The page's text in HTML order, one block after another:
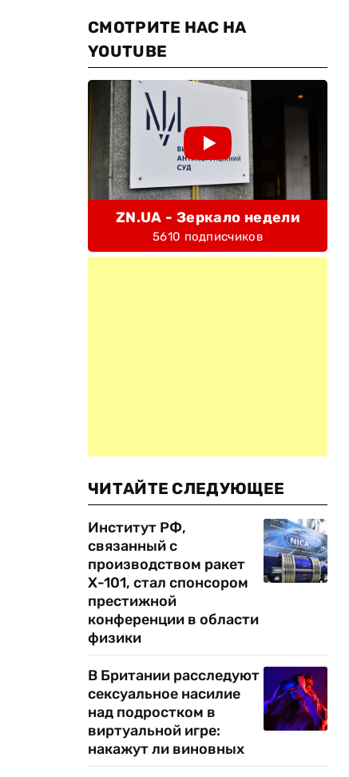
СМОТРИТЕ НАС НА
YOUTUBE
ZN.UA - Зеркало недели
5610 подписчиков
ЧИТАЙТЕ СЛЕДУЮЩЕЕ
Институт РФ,
связанный с
производством ракет
Х-101, стал спонсором
престижной
конференции в области
физики
В Британии расследуют
сексуальное насилие
над подростком в
виртуальной игре:
накажут ли виновных